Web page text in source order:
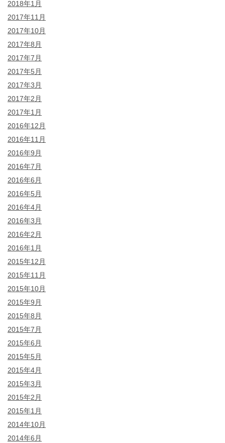
2018年1月
2017年11月
2017年10月
2017年8月
2017年7月
2017年5月
2017年3月
2017年2月
2017年1月
2016年12月
2016年11月
2016年9月
2016年7月
2016年6月
2016年5月
2016年4月
2016年3月
2016年2月
2016年1月
2015年12月
2015年11月
2015年10月
2015年9月
2015年8月
2015年7月
2015年6月
2015年5月
2015年4月
2015年3月
2015年2月
2015年1月
2014年10月
2014年6月